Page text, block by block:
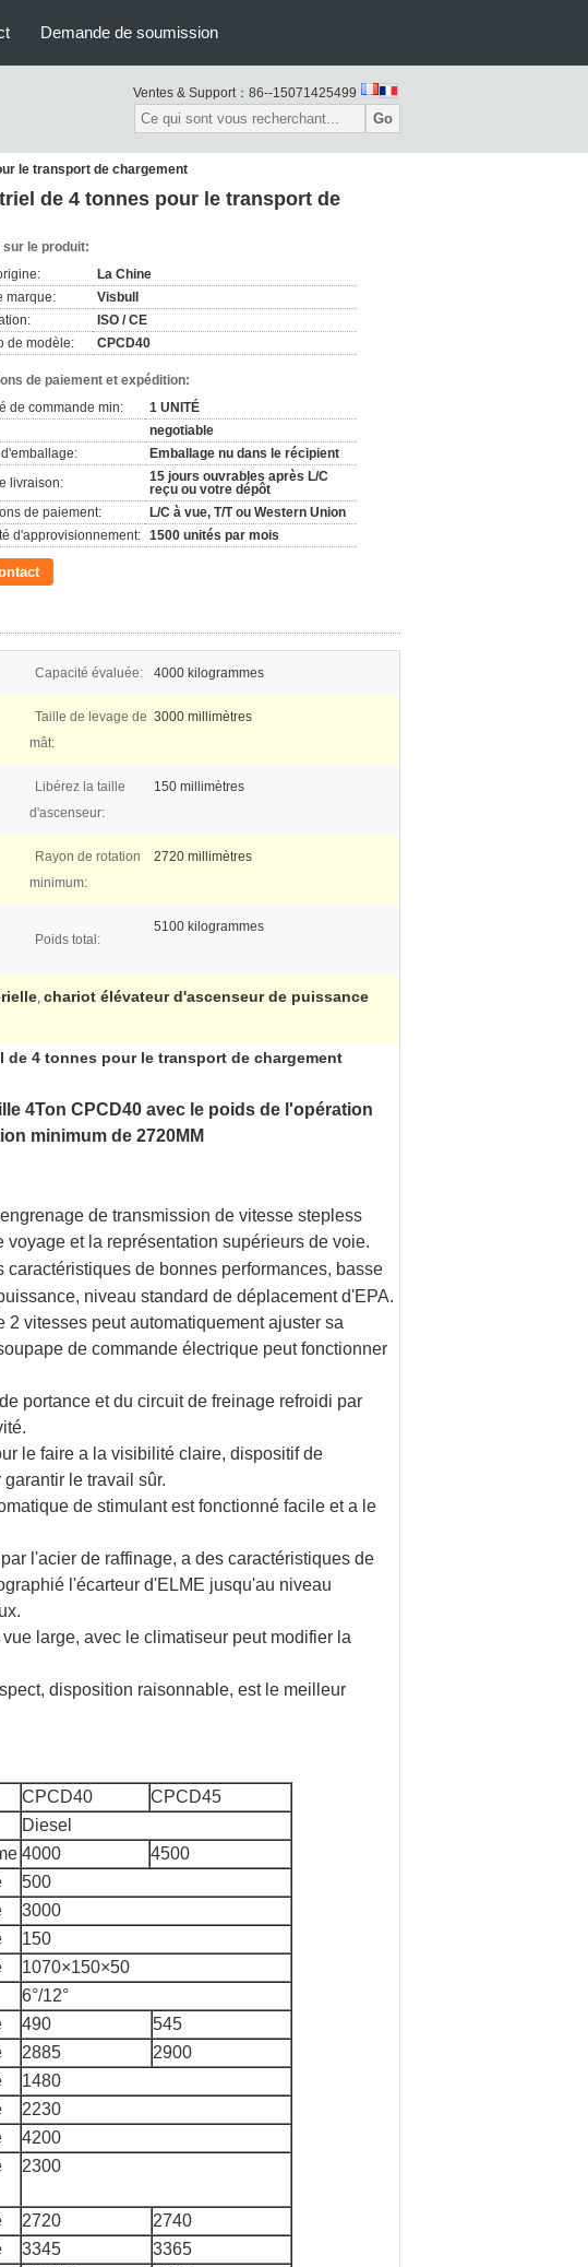
Demande de soumission
Ventes & Support： 86--15071425499
Go
le transport de chargement
de 4 tonnes pour le transport de
sur le produit:
La Chine
marque:
Visbull
ISO / CE
de modèle:
CPCD40
de paiement et expédition:
de commande min:
1 UNITÉ
negotiable
Emballage nu dans le récipient
livraison:
15 jours ouvrables après L/C
reçu ou votre dépôt
de paiement:
L/C à vue, T/T ou Western Union
d'approvisionnement: 1500 unités par mois
Capacité évaluée: 4000 kilogrammes
Taille de levage de
mât:
3000 millimètres
Libérez la taille
d'ascenseur:
150 millimètres
Rayon de rotation
minimum:
2720 millimètres
Poids total:
5100 kilogrammes
, chariot élévateur d'ascenseur de puissance
4 tonnes pour le transport de chargement
4Ton CPCD40 avec le poids de l'opération
minimum de 2720MM
de transmission de vitesse stepless
et la représentation supérieurs de voie.
de bonnes performances, basse
niveau standard de déplacement d'EPA.
vitesses peut automatiquement ajuster sa
de commande électrique peut fonctionner
portance et du circuit de freinage refroidi par
le faire a la visibilité claire, dispositif de
le travail sûr.
de stimulant est fonctionné facile et a le
l'acier de raffinage, a des caractéristiques de
l'écarteur d'ELME jusqu'au niveau
large, avec le climatiseur peut modifier la
disposition raisonnable, est le meilleur
CPCD40
CPCD45
Diesel
4000
4500
500
3000
150
1070×150×50
6°/12°
490 545
2885
2900
1480
2230
4200
2300
2720
2740
3345 3365